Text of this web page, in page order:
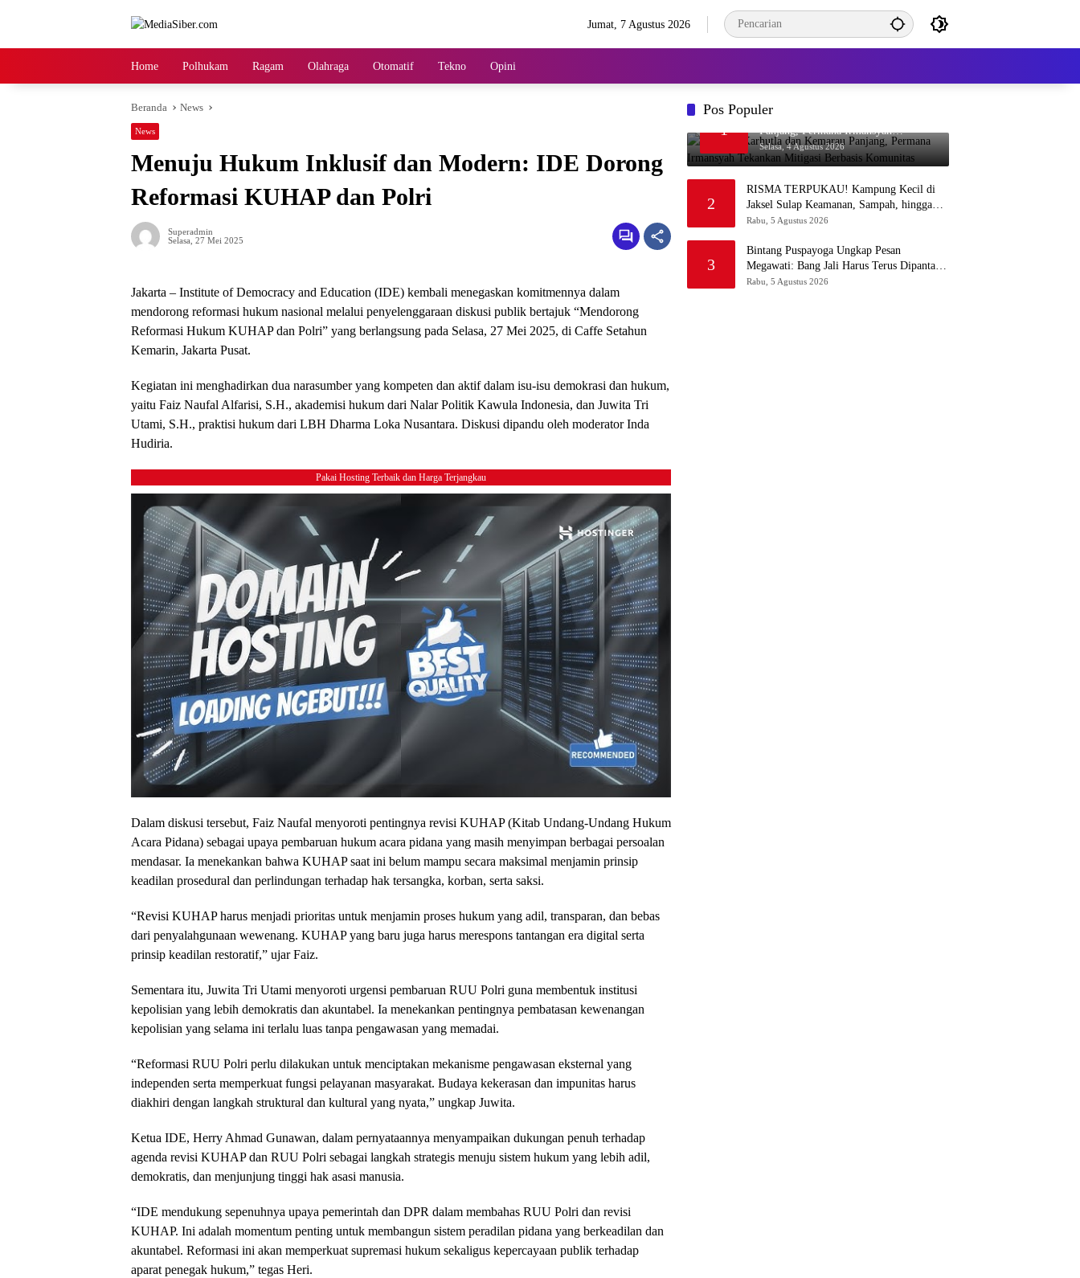
Jumat, 7 Agustus 2026
Home Polhukam Ragam Olahraga Otomatif Tekno Opini
Beranda News
News
Menuju Hukum Inklusif dan Modern: IDE Dorong
Reformasi KUHAP dan Polri
Superadmin
Selasa, 27 Mei 2025
Jakarta – Institute of Democracy and Education (IDE) kembali menegaskan komitmennya dalam
mendorong reformasi hukum nasional melalui penyelenggaraan diskusi publik bertajuk “Mendorong
Reformasi Hukum KUHAP dan Polri” yang berlangsung pada Selasa, 27 Mei 2025, di Caffe Setahun
Kemarin, Jakarta Pusat.
Kegiatan ini menghadirkan dua narasumber yang kompeten dan aktif dalam isu-isu demokrasi dan hukum,
yaitu Faiz Naufal Alfarisi, S.H., akademisi hukum dari Nalar Politik Kawula Indonesia, dan Juwita Tri
Utami, S.H., praktisi hukum dari LBH Dharma Loka Nusantara. Diskusi dipandu oleh moderator Inda
Hudiria.
Pakai Hosting Terbaik dan Harga Terjangkau
Dalam diskusi tersebut, Faiz Naufal menyoroti pentingnya revisi KUHAP (Kitab Undang-Undang Hukum
Acara Pidana) sebagai upaya pembaruan hukum acara pidana yang masih menyimpan berbagai persoalan
mendasar. Ia menekankan bahwa KUHAP saat ini belum mampu secara maksimal menjamin prinsip
keadilan prosedural dan perlindungan terhadap hak tersangka, korban, serta saksi.
“Revisi KUHAP harus menjadi prioritas untuk menjamin proses hukum yang adil, transparan, dan bebas
dari penyalahgunaan wewenang. KUHAP yang baru juga harus merespons tantangan era digital serta
prinsip keadilan restoratif,” ujar Faiz.
Sementara itu, Juwita Tri Utami menyoroti urgensi pembaruan RUU Polri guna membentuk institusi
kepolisian yang lebih demokratis dan akuntabel. Ia menekankan pentingnya pembatasan kewenangan
kepolisian yang selama ini terlalu luas tanpa pengawasan yang memadai.
“Reformasi RUU Polri perlu dilakukan untuk menciptakan mekanisme pengawasan eksternal yang
independen serta memperkuat fungsi pelayanan masyarakat. Budaya kekerasan dan impunitas harus
diakhiri dengan langkah struktural dan kultural yang nyata,” ungkap Juwita.
Ketua IDE, Herry Ahmad Gunawan, dalam pernyataannya menyampaikan dukungan penuh terhadap
agenda revisi KUHAP dan RUU Polri sebagai langkah strategis menuju sistem hukum yang lebih adil,
demokratis, dan menjunjung tinggi hak asasi manusia.
“IDE mendukung sepenuhnya upaya pemerintah dan DPR dalam membahas RUU Polri dan revisi
KUHAP. Ini adalah momentum penting untuk membangun sistem peradilan pidana yang berkeadilan dan
akuntabel. Reformasi ini akan memperkuat supremasi hukum sekaligus kepercayaan publik terhadap
aparat penegak hukum,” tegas Heri.
Pos Populer
1
Waspada Karhutla dan Kemarau
Panjang, Permana Irmansyah
Tekankan Mitigasi Berbasis Komunitas
Selasa, 4 Agustus 2026
2
RISMA TERPUKAU! Kampung Kecil di
Jaksel Sulap Keamanan, Sampah, hingga
Ketahanan Pangan Jadi Satu Sistem
Rabu, 5 Agustus 2026
3
Bintang Puspayoga Ungkap Pesan
Megawati: Bang Jali Harus Terus Dipantau
dan Dikembangkan
Rabu, 5 Agustus 2026